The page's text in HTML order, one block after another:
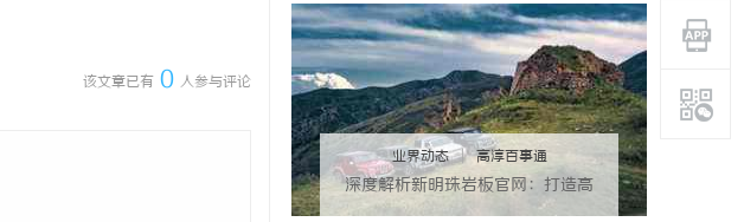
该文章已有 0 人参与评论
业界动态 | 高淳百事通
深度解析新明珠岩板官网：打造高
品质岩板行业标杆平台